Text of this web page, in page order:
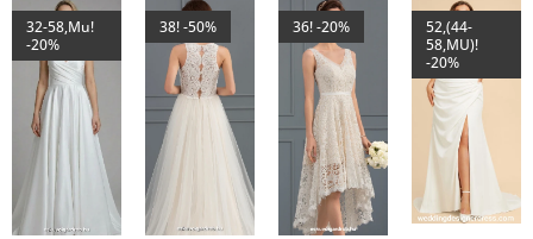
32-58,Mu!
-20%
38! -50% 36! -20%
52,(44-
58,MU)!
-20%